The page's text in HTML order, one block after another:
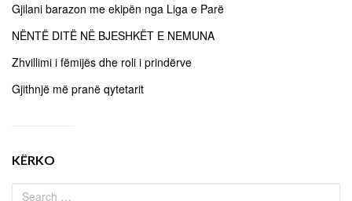
Gjilani barazon me ekipën nga Liga e Parë
NËNTË DITË NË BJESHKËT E NEMUNA
Zhvillimi i fëmijës dhe roli i prindërve
Gjithnjë më pranë qytetarit
KËRKO